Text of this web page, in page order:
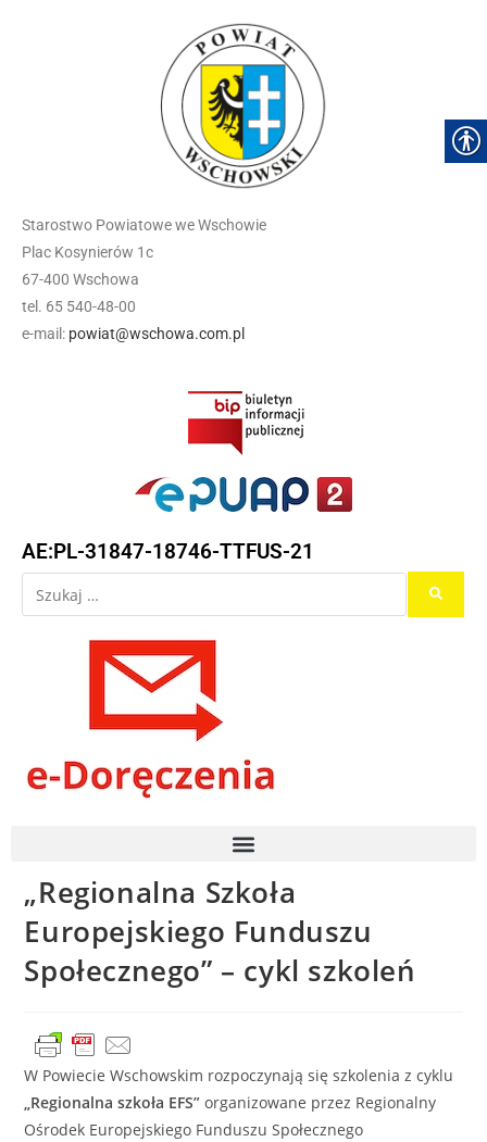
Starostwo Powiatowe we Wschowie
Plac Kosynierów 1c
67-400 Wschowa
tel. 65 540-48-00
e-mail: powiat@wschowa.com.pl
AE:PL-31847-18746-TTFUS-21
„Regionalna Szkoła
Europejskiego Funduszu
Społecznego” – cykl szkoleń
W Powiecie Wschowskim rozpoczynają się szkolenia z cyklu
„Regionalna szkoła EFS” organizowane przez Regionalny
Ośrodek Europejskiego Funduszu Społecznego